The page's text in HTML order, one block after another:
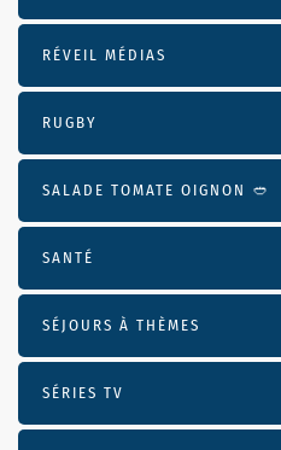
RÉVEIL MÉDIAS
RUGBY
SALADE TOMATE OIGNON 🥙
SANTÉ
SÉJOURS À THÈMES
SÉRIES TV